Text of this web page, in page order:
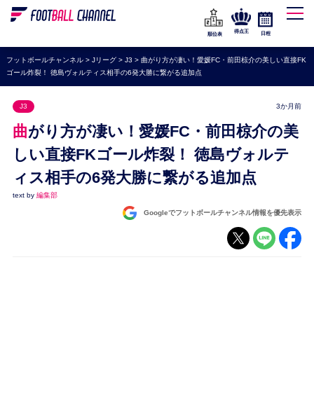
WEリーグ
海外サッカー
プレミアリーグ
セリエA
ブンデスリーガ
UEFA
ナショナルチーム
順位表
得点王 日程
フットボールチャンネル> Jリーグ> J3 > 曲がり方が凄い！愛媛FC・前田椋介の美しい直接FK
ゴール炸裂！ 徳島ヴォルティス相手の6発大勝に繋がる追加点
J3 3か月前
曲がり方が凄い！愛媛FC・前田椋介の美
しい直接FKゴール炸裂！ 徳島ヴォルテ
ィス相手の6発大勝に繋がる追加点
text by 編集部
Googleでフットボールチャンネル情報を優先表示